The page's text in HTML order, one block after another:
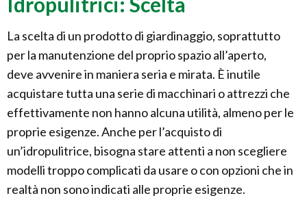
La scelta di un prodotto di giardinaggio, soprattutto
per la manutenzione del proprio spazio all’aperto,
deve avvenire in maniera seria e mirata. È inutile
acquistare tutta una serie di macchinari o attrezzi che
effettivamente non hanno alcuna utilità, almeno per le
proprie esigenze. Anche per l’acquisto di
un’idropulitrice, bisogna stare attenti a non scegliere
modelli troppo complicati da usare o con opzioni che in
realtà non sono indicati alle proprie esigenze.